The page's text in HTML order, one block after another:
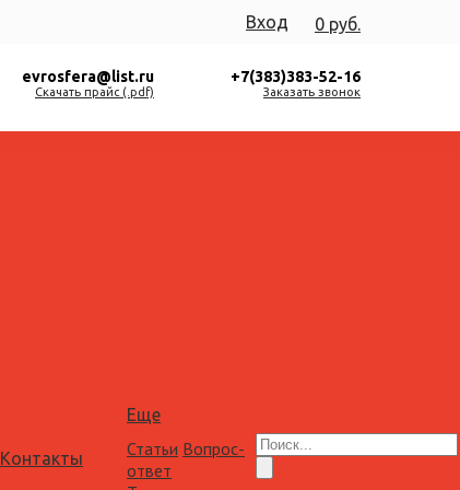
0 руб.
Вход
evrosfera@list.ru
Скачать прайс (.pdf)
+7(383)383-52-16
Заказать звонок
Контакты
Еще
Статьи Вопрос-
ответ